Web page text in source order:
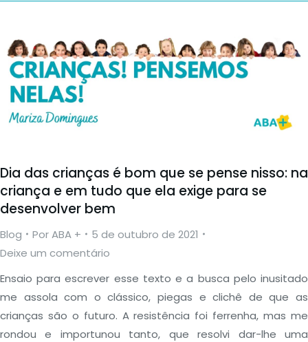
Dia das crianças é bom que se pense nisso: na
criança e em tudo que ela exige para se
desenvolver bem
Blog PorABA +
5 de outubro de 2021
Deixe um comentário
Ensaio para escrever esse texto e a busca pelo inusitado
me assola com o clássico, piegas e clichê de que as
crianças são o futuro. A resistência foi ferrenha, mas me
rondou e importunou tanto, que resolvi dar-lhe uma